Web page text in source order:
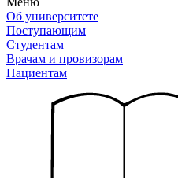
Об университете
Поступающим
Студентам
Врачам и провизорам
Пациентам